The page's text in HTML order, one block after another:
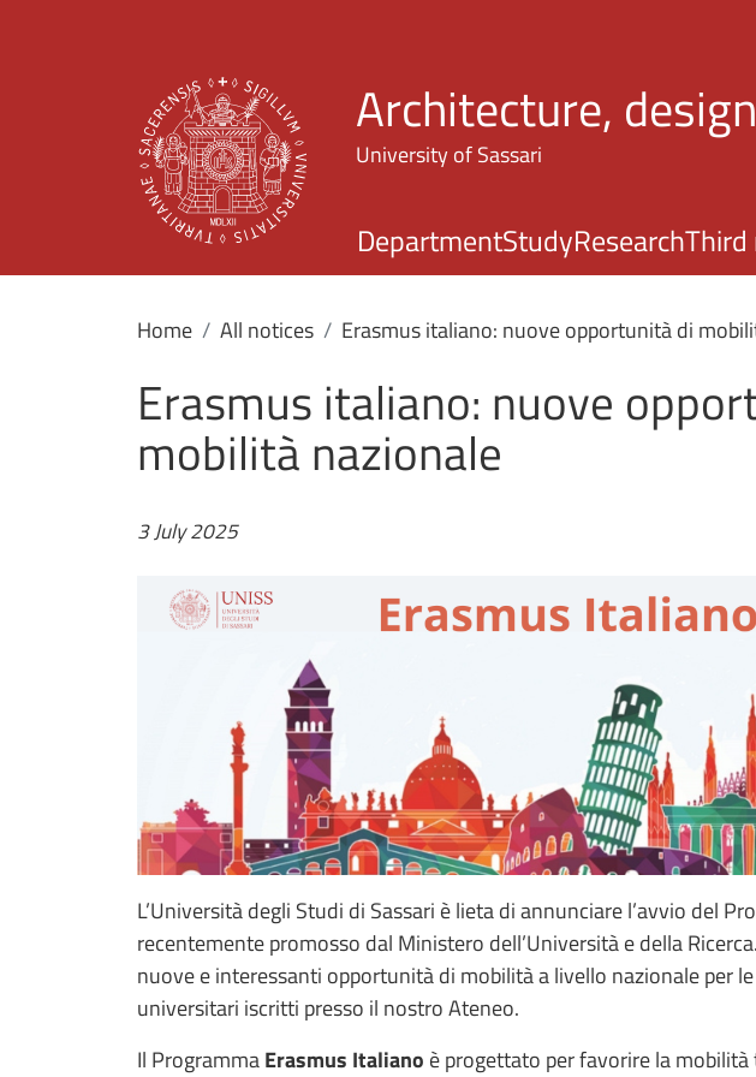
Architecture,
University of Sassari
DepartmentStudyResearchThird
Home All notices Erasmus italiano: nuove opportunità di
Erasmus italiano: nuove
mobilità nazionale
3 July 2025
L’Università degli Studi di Sassari è lieta di annunciare l’avvio del
recentemente promosso dal Ministero dell’Università e della
nuove e interessanti opportunità di mobilità a livello nazionale per
universitari iscritti presso il nostro Ateneo.
Il ProgrammaErasmus Italiano è progettato per favorire la